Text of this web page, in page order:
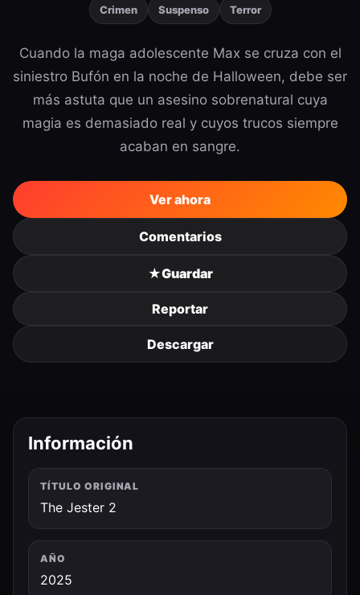
Crimen Suspenso Terror
Cuando la maga adolescente Max se cruza con el
siniestro Bufón en la noche de Halloween, debe ser
más astuta que un asesino sobrenatural cuya
magia es demasiado real y cuyos trucos siempre
acaban en sangre.
Ver ahora
Comentarios
★Guardar
Reportar
Descargar
Información
TÍTULO ORIGINAL
The Jester 2
AÑO
2025